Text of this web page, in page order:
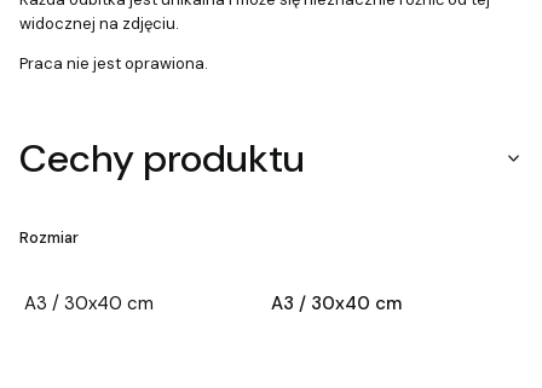
widocznej na zdjęciu.
Praca nie jest oprawiona.
Cechy produktu
Rozmiar
A3 / 30x40 cm A3 / 30x40 cm